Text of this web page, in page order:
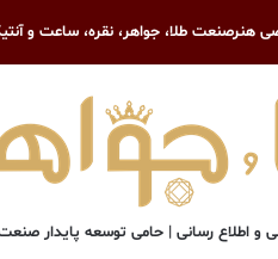
هنرصنعت طلا، جواهر، نقره، ساعت و
و اطلاع رسانی | حامی توسعه پایدار